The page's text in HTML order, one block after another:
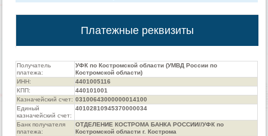
Платежные реквизиты
Получатель
платежа:
УФК по Костромской области (УМВД России по
Костромской области)
ИНН:
4401005116
КПП:
440101001
Казначейский счет: 03100643000000014100
Единый
казначейский счет:
40102810945370000034
Банк получателя
платежа:
ОТДЕЛЕНИЕ КОСТРОМА БАНКА РОССИИ//УФК по
Костромской области г. Кострома